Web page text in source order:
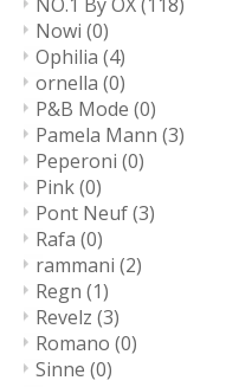
Nowi (0)
Ophilia (4)
ornella (0)
P&B Mode (0)
Pamela Mann (3)
Peperoni (0)
Pink(0)
Pont Neuf(3)
Rafa (0)
rammani (2)
Regn (1)
Revelz (3)
Romano (0)
Sinne (0)